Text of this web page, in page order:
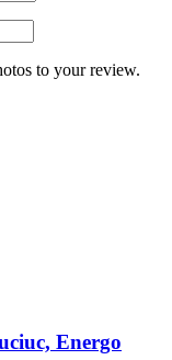
to your review.
Energo